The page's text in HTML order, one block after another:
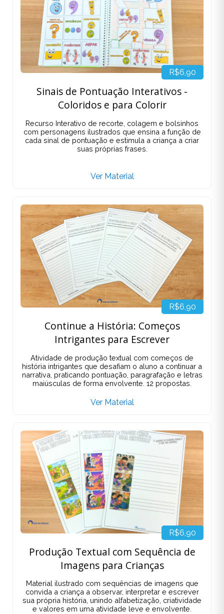
R$6,90
Sinais de Pontuação Interativos -
Coloridos e para Colorir
Recurso Interativo de recorte, colagem e bolsinhos
com personagens ilustrados que ensina a função de
cada sinal de pontuação e estimula a criança a criar
suas próprias frases.
Ver Material
R$6,90
Continue a História: Começos
Intrigantes para Escrever
Atividade de produção textual com começos de
história intrigantes que desafiam o aluno a continuar a
narrativa, praticando pontuação, paragrafação e letras
maiúsculas de forma envolvente. 12 propostas.
Ver Material
R$6,90
Produção Textual com Sequência de
Imagens para Crianças
Material ilustrado com sequências de imagens que
convida a criança a observar, interpretar e escrever
sua própria história, unindo alfabetização, criatividade
e valores em uma atividade leve e envolvente.